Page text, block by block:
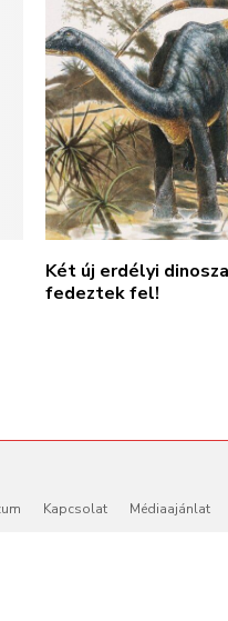
Két új erdélyi
fedeztek fel!
Kapcsolat Médiaajánlat